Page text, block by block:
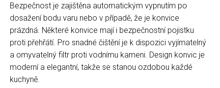
Bezpečnost je zajištěna automatickým vypnutím po
dosažení bodu varu nebo v případě, že je konvice
prázdná. Některé konvice mají i bezpečnostní pojistku
proti přehřátí. Pro snadné čištění je k dispozici vyjímatelný
a omyvatelný filtr proti vodnímu kameni. Design konvic je
moderní a elegantní, takže se stanou ozdobou každé
kuchyně.